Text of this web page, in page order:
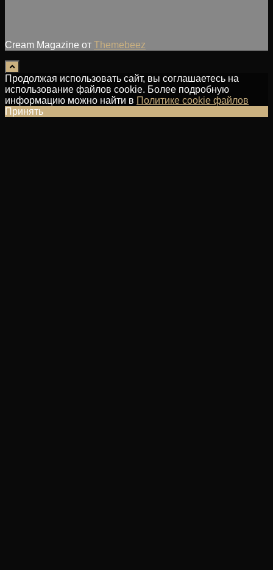
Cream Magazine от Themebeez
Продолжая использовать сайт, вы соглашаетесь на
использование файлов cookie. Более подробную
информацию можно найти в Политике cookie файлов
Принять